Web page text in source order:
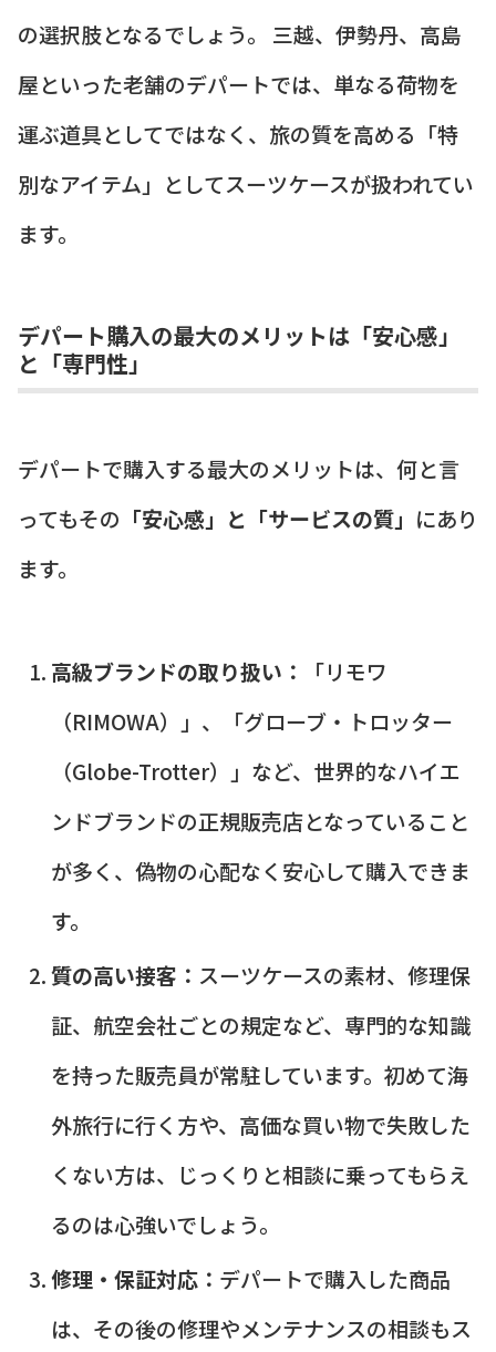
の選択肢となるでしょう。 三越、伊勢丹、高島
屋といった老舗のデパートでは、単なる荷物を
運ぶ道具としてではなく、旅の質を高める「特
別なアイテム」としてスーツケースが扱われてい
ます。
デパート購入の最大のメリットは「安心感」
と「専門性」
デパートで購入する最大のメリットは、何と言
ってもその 「安心感」と「サービスの質」 にあり
ます。
高級ブランドの取り扱い：
「リモワ
（RIMOWA）」、「グローブ・トロッター
（Globe-Trotter）」など、世界的なハイエ
ンドブランドの正規販売店となっていること
が多く、偽物の心配なく安心して購入できま
す。
質の高い接客： スーツケースの素材、修理保
証、航空会社ごとの規定など、専門的な知識
を持った販売員が常駐しています。初めて海
外旅行に行く方や、高価な買い物で失敗した
くない方は、じっくりと相談に乗ってもらえ
るのは心強いでしょう。
修理・保証対応： デパートで購入した商品
は、その後の修理やメンテナンスの相談もス